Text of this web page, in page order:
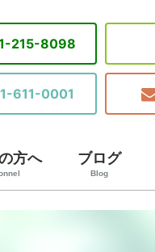
215-8098
611-0001
方へ ブログ
Blog